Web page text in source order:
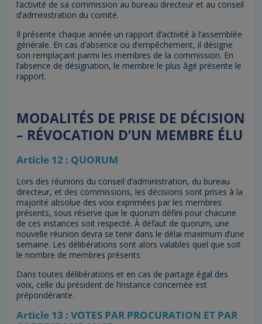
l’activité de sa commission au bureau directeur et au conseil
d’administration du comité.
Il présente chaque année un rapport d’activité à l’assemblée
générale. En cas d’absence ou d’empêchement, il désigne
son remplaçant parmi les membres de la commission. En
l’absence de désignation, le membre le plus âgé présente le
rapport.
MODALITÉS DE PRISE DE DÉCISION
– RÉVOCATION D’UN MEMBRE ÉLU
Article 12 : QUORUM
Lors des réunions du conseil d’administration, du bureau
directeur, et des commissions, les décisions sont prises à la
majorité absolue des voix exprimées par les membres
présents, sous réserve que le quorum défini pour chacune
de ces instances soit respecté. À défaut de quorum, une
nouvelle réunion devra se tenir dans le délai maximum d’une
semaine. Les délibérations sont alors valables quel que soit
le nombre de membres présents
Dans toutes délibérations et en cas de partage égal des
voix, celle du président de l’instance concernée est
prépondérante.
Article 13 : VOTES PAR PROCURATION ET PAR